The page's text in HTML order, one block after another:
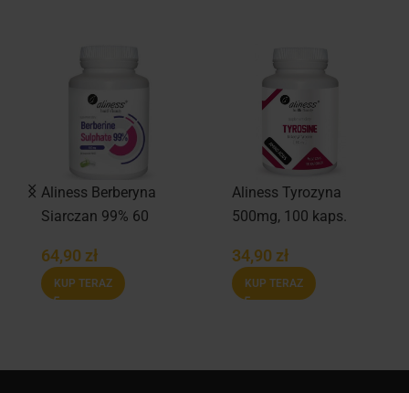
Aliness Berberyna
Siarczan 99% 60
64,90 zł
KUP TERAZ
Aliness Tyrozyna
500mg, 100 kaps.
34,90 zł
KUP TERAZ